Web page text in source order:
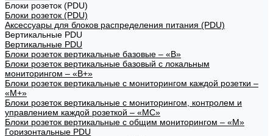
Блоки розеток (PDU)
Блоки розеток (PDU)
Аксессуары для блоков распределения питания (PDU)
Вертикальные PDU
Вертикальные PDU
Блоки розеток вертикальные базовые – «В»
Блоки розеток вертикальные базовый с локальным
мониторингом – «В+»
Блоки розеток вертикальные с мониторингом каждой розетки –
«М+»
Блоки розеток вертикальные с мониторингом, контролем и
управлением каждой розеткой – «МС»
Блоки розеток вертикальные с общим мониторингом – «М»
Горизонтальные PDU